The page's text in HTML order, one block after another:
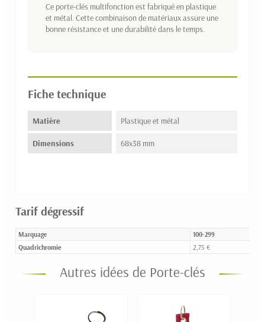
Ce porte-clés multifonction est fabriqué en plastique
et métal. Cette combinaison de matériaux assure une
bonne résistance et une durabilité dans le temps.
Fiche technique
Matière Plastique et métal
Dimensions 68x38 mm
Tarif dégressif
Marquage 100-299
Quadrichromie 2,75 €
Autres idées de Porte-clés